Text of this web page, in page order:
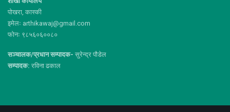
पोखरा, कास्की
इमेलः arthikawaj@gmail.com
फोनः ९८५६०६००८०
सञ्चालक/प्रधान सम्पादक- सुरेन्द्र पौडेल
सम्पादक: रविना ढकाल